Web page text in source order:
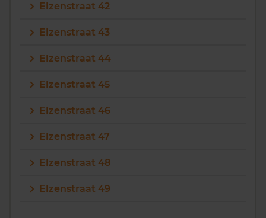
Elzenstraat 42
Elzenstraat 43
Elzenstraat 44
Elzenstraat 45
Elzenstraat 46
Elzenstraat 47
Elzenstraat 48
Elzenstraat 49